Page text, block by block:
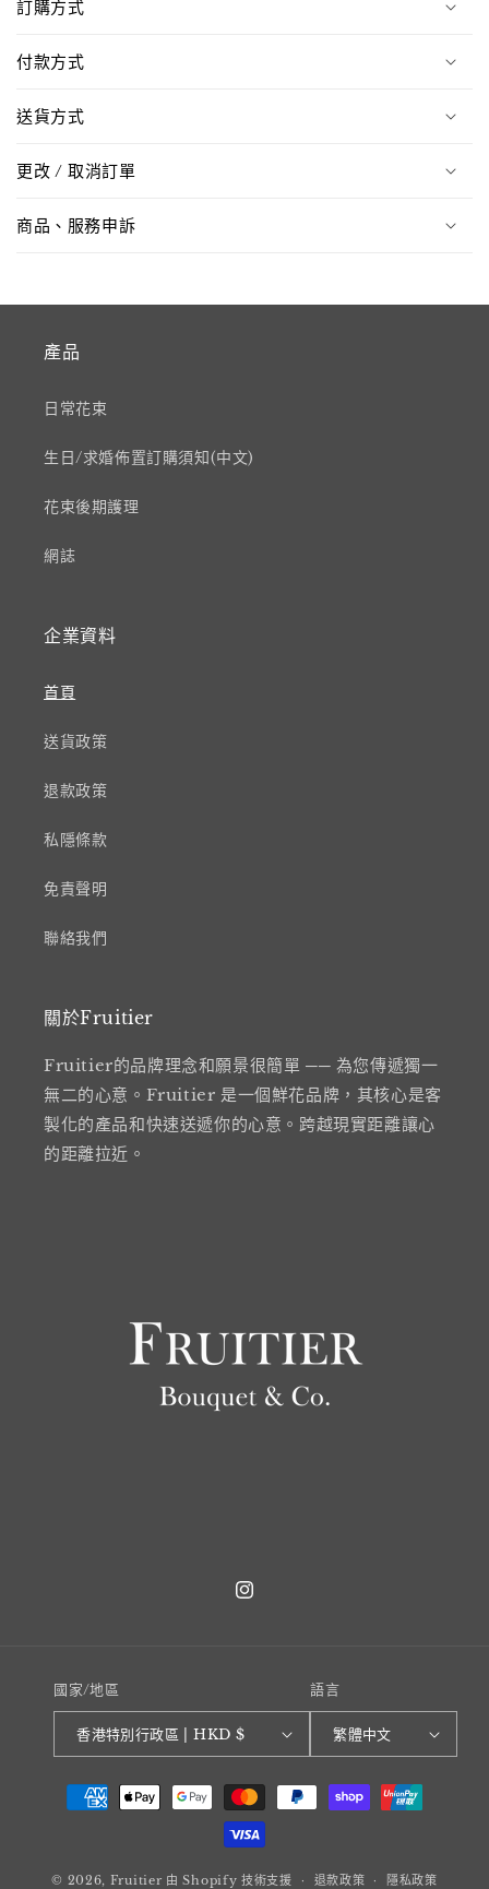
訂購方式
付款方式
送貨方式
更改 / 取消訂單
商品、服務申訴
產品
日常花束
生日/求婚佈置訂購須知(中文)
花束後期護理
網誌
企業資料
首頁
送貨政策
退款政策
私隱條款
免責聲明
聯絡我們
關於Fruitier
Fruitier的品牌理念和願景很簡單 ── 為您傳遞獨一
無二的心意。Fruitier 是一個鮮花品牌，其核心是客
製化的產品和快速送遞你的心意。跨越現實距離讓心
的距離拉近。
Instagram
國家/地區
香港特別行政區 | HKD $
語言
繁體中文
式© 2026, Fruitier 由 Shopify 技術支援 退款政策 隱私政策